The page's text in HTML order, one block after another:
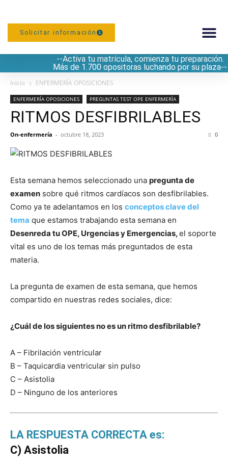
Solicitar información
--Activa tu matrícula, comienza tu preparación.
Más de 1.700 opositoras luchando por su plaza--
Inicio ENFERMERÍA OPOSICIONES
ENFERMERÍA OPOSICIONES PREGUNTAS TEST OPE ENFERMERÍA
RITMOS DESFIBRILABLES
On-enfermería - octubre 18, 2023 0
Esta semana hemos seleccionado una pregunta de
examen sobre qué ritmos cardíacos son desfibrilables.
Como ya te adelantamos en los conceptos clave del
tema que estamos trabajando esta semana en
Desenreda tu OPE, Urgencias y Emergencias,el soporte
vital es uno de los temas más preguntados de esta
materia.
La pregunta de examen de esta semana, que hemos
compartido en nuestras redes sociales, dice:
¿Cuál de los siguientes no es un ritmo desfibrilable?
A – Fibrilación ventricular
B – Taquicardia ventricular sin pulso
C – Asistolia
D – Ninguno de los anteriores
LA RESPUESTA CORRECTA es:
C) Asistolia